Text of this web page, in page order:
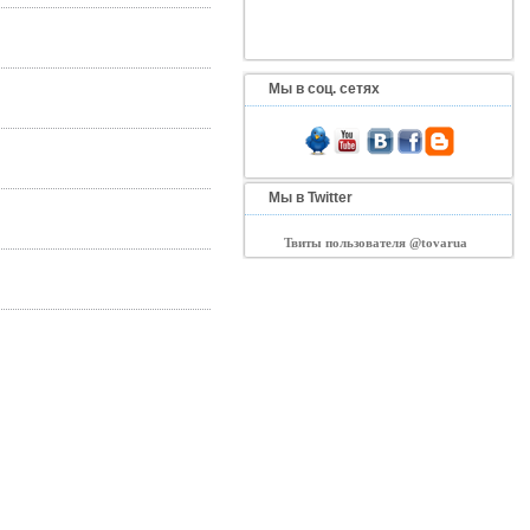
Мы в соц. сетях
Мы в Twitter
Твиты пользователя @tovarua